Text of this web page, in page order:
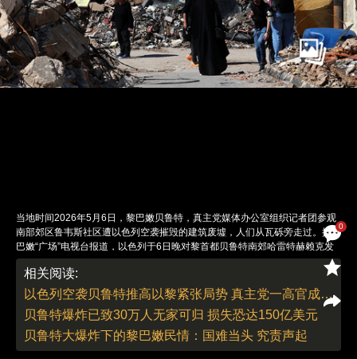
0
当地时间2026年5月6日，黎巴嫩贝鲁特，真主党媒体办公室组织记者团参观
南部郊区鲁韦斯社区遭以色列空袭摧毁的建筑废墟，人们从瓦砾旁走过。据黎
巴嫩“广场”电视台报道，以色列于6日晚对黎首都贝鲁特南郊哈雷特赫赖克发
动空袭，造成至少2人死亡、7人受伤。据黎巴嫩国家通讯社稍早报道，当日
晚间，一艘以色列军舰向哈雷特赫赖克地区的一处住宅公寓发射了3枚导弹。
以色列总理府6日晚证实，经以总理内塔尼亚胡和国防部长卡茨批准，以色列
国防军当天空袭黎巴嫩首都贝鲁特南郊，此次袭击目标是黎真主党精锐武装拉
德万部队一名指挥官。以色列媒体报道称，该指挥官在空袭中丧生，但以色列
军方和真主党方面尚未对此予以证实。这是黎以自4月17日停火生效以来，贝
鲁特首次遭到以方空袭。黎巴嫩卫生部表示，自3月2日以来，黎巴嫩战争已
相关阅读:
以色列空袭贝鲁特推高以黎紧张局势 真主党一高官成报复行动目标
贝鲁特爆炸已致30万人无家可归 损失恐达150亿美元
贝鲁特大爆炸下的黎巴嫩民情：国难当头 究责声起